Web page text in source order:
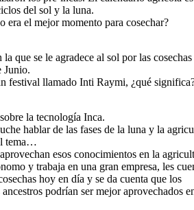
del sol y la luna.
era el mejor momento para cosechar?
la que se le agradece al sol por las cosechas
Junio.
festival llamado Inti Raymi, ¿qué
la tecnología Inca.
hablar de las fases de la luna y la
tema…
esos conocimientos en la
y trabaja en una gran empresa, les
hoy en día y se da cuenta que los
podrían ser mejor aprovechados